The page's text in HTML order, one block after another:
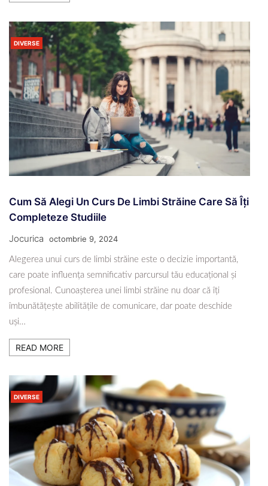
DIVERSE
Cum Să Alegi Un Curs De Limbi Străine Care Să Îți
Completeze Studiile
Jocurica octombrie 9, 2024
Alegerea unui curs de limbi străine este o decizie importantă,
care poate influența semnificativ parcursul tău educațional și
profesional. Cunoașterea unei limbi străine nu doar că îți
îmbunătățește abilitățile de comunicare, dar poate deschide
uși…
READ MORE
DIVERSE